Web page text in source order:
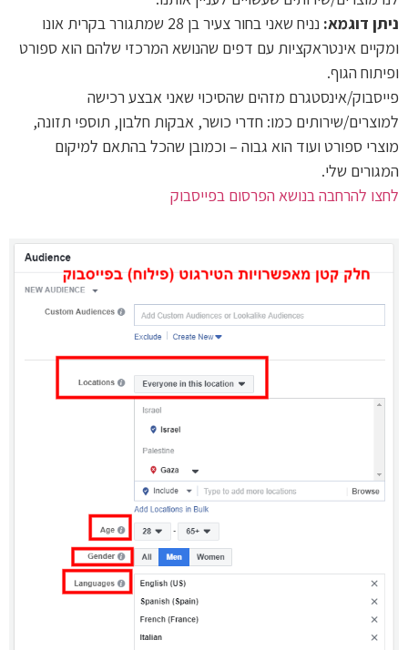
ניתן דוגמא:
נניח שאני בחור צעיר בן 28 שמתגורר בקרית אונו
ומקיים אינטראקציות עם דפים שהנושא המרכזי שלהם הוא ספורט
ופיתוח הגוף.
פייסבוק/אינסטגרם מזהים שהסיכוי שאני אבצע רכישה
למוצרים/שירותים כמו: חדרי כושר, אבקות חלבון, תוספי תזונה,
מוצרי ספורט ועוד הוא גבוה – וכמובן שהכל בהתאם למיקום
המגורים שלי.
לחצו להרחבה בנושא הפרסום בפייסבוק